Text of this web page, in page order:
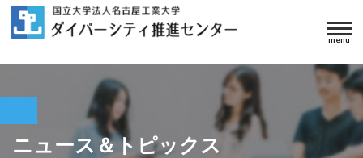
ニュース＆トピックス